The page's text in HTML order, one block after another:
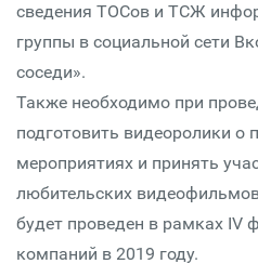
сведения ТОСов и ТСЖ
группы в социальной сети
соседи».
Также необходимо при
подготовить видеоролики о
мероприятиях и принять
любительских
будет проведен в рамках
компаний в 2019 году.